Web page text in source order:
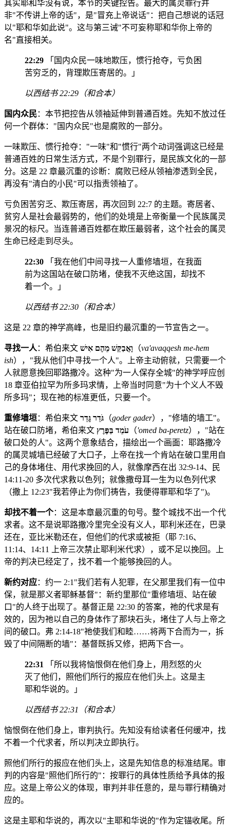
其实耶和华没有说，本节的关键控告。最大的属灵罪行并
非"不传讲上帝的话"，是"冒充上帝说话"：把自己想说的话冠
以"耶和华如此说"。这与第三诫"不可妄称耶和华你上帝的
名"直接相关。
22:29 「国内众民一味地欺压，惯行抢夺，亏负困
苦穷乏的，背理欺压寄居的。」
以西结书 22:29（和合本）
国内众民：本节把控告从领袖延伸到普通百姓。先知不放过任
何一个群体："国内众民"也是腐败的一部分。
一味欺压、惯行抢夺："一味"和"惯行"两个动词强调这已经是
普通百姓的日常生活方式，不是个别罪行，是民族文化的一部
分。这是 22 章最沉重的诊断：腐败已经从领袖渗透到全民，
再没有"清白的小民"可以指责领袖了。
亏负困苦穷乏、欺压寄居，再次回到 22:7 的主题。寄居者、
贫穷人是社会最弱势的，他们的处境是上帝衡量一个民族属灵
景况的标尺。当连普通百姓都在欺压最弱者，这个社会的属灵
生命已经走到尽头。
22:30 「我在他们中间寻找一人重修墙垣，在我面
前为这国站在破口防堵，使我不灭绝这国，却找不
着一个。」
以西结书 22:30（和合本）
这是 22 章的神学高峰，也是旧约最沉重的一节宣告之一。
寻找一人：希伯来文 וָאֲבַקֵּשׁ מֵהֶם אִישׁ （va'avaqqesh me-hem
ish），"我从他们中寻找一个人"。上帝主动俯就，只需要一个
人就愿意挽回耶路撒冷。这种"为一人保存全城"的神学呼应创
18 章亚伯拉罕为所多玛求情，上帝当时同意"为十个义人不毁
所多玛"；现在祂的标准更低，只要一个。
重修墙垣：希伯来文 גֹּדֵר גָּדֵר （goder gader），"修墙的墙工"。
站在破口防堵，希伯来文 עֹמֵד בַּפֶּרֶץ （'omed ba-peretz），"站在
破口处的人"。这两个意象结合，描绘出一个画面：耶路撒冷
的属灵城墙已经破了大口子，上帝在找一个肯站在破口里用自
己的身体堵住、用代求挽回的人，就像摩西在出 32:9-14、民
14:11-20 多次代求救以色列；就像撒母耳一生为以色列代求
（撒上 12:23"我若停止为你们祷告，我便得罪耶和华了")。
却找不着一个：这是本章最沉重的句号。整个城找不出一个代
求者。这不是说耶路撒冷里完全没有义人，耶利米还在，巴录
还在，亚比米勒还在，但他们的代求或被拒（耶 7:16、
11:14、14:11 上帝三次禁止耶利米代求），或不足以挽回。上
帝的判决已经定了，找不着一个能够挽回的人。
新约对应：约一 2:1"我们若有人犯罪，在父那里我们有一位中
保，就是那义者耶稣基督"：新约里那位"重修墙垣、站在破
口"的人终于出现了。基督正是 22:30 的答案，祂的代求是有
效的，因为祂以自己的身体作了那块石头，堵住了人与上帝之
间的破口。弗 2:14-18"祂使我们和睦……将两下合而为一，拆
毁了中间隔断的墙"：基督既拆又修，把两下合一。
22:31 「所以我将恼恨倒在他们身上，用烈怒的火
灭了他们，照他们所行的报应在他们头上。这是主
耶和华说的。」
以西结书 22:31（和合本）
恼恨倒在他们身上，审判执行。先知没有给读者任何缓冲，找
不着一个代求者，所以判决立即执行。
照他们所行的报应在他们头上，这是先知信息的标准结尾。审
判的内容是"照他们所行的"：按罪行的具体性质给予具体的报
应。这是上帝公义的体现，审判并非任意的，是与罪行精确对
应的。
这是主耶和华说的，再次以"主耶和华说的"作为定锚收尾。所